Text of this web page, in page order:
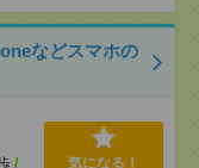
などスマホの
/
気になる！